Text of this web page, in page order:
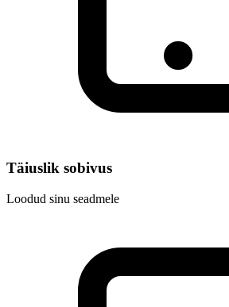
Täiuslik sobivus
Loodud sinu seadmele